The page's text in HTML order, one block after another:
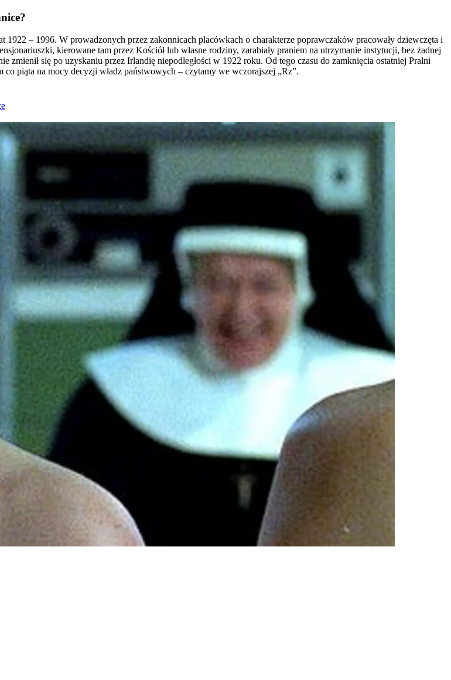
– 1996. W prowadzonych przez zakonnicach placówkach o charakterze poprawczaków pracowały dziewczęta i
kierowane tam przez Kościół lub własne rodziny, zarabiały praniem na utrzymanie instytucji, bez żadnej
zmienił się po uzyskaniu przez Irlandię niepodległości w 1922 roku. Od tego czasu do zamknięcia ostatniej Pralni
piąta na mocy decyzji władz państwowych – czytamy we wczorajszej „Rz”.